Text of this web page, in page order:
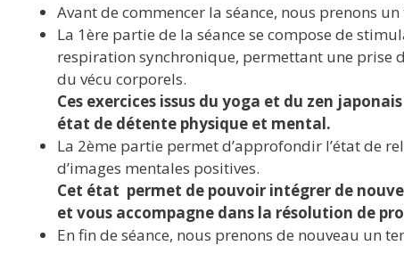
Avant de commencer la séance, nous prenons un
La 1ère partie de la séance se compose de
respiration synchronique, permettant une prise
du vécu corporels.
Ces exercices issus du yoga et du zen
état de détente physique et mental.
La 2ème partie permet d’approfondir l’état de
d’images mentales positives.
Cet état permet de pouvoir intégrer de
et vous accompagne dans la résolution de
En fin de séance, nous prenons de nouveau un